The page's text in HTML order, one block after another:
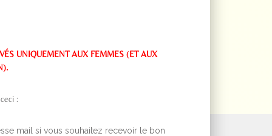
UNIQUEMENT AUX FEMMES (ET AUX
:
mail si vous souhaitez recevoir le bon